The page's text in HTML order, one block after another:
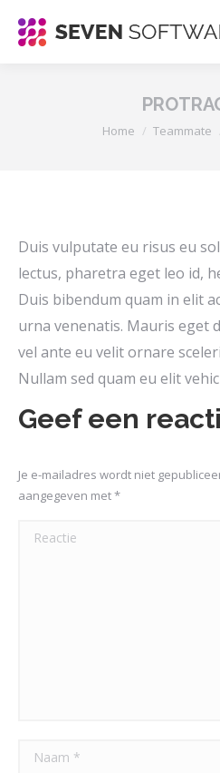
Je bent hier:
Home Teammate
Duis vulputate eu risus eu
lectus, pharetra eget leo id,
Duis bibendum quam in elit
urna venenatis. Mauris eget
vel ante eu velit ornare
Nullam sed quam eu elit
Geef een
Je e-mailadres wordt niet
aangegeven met*
Reactie
Naam *